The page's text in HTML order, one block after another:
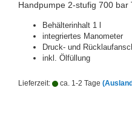
Handpumpe 2-stufig 700 bar
Behälterinhalt 1 l
integriertes Manometer
Druck- und
inkl. Ölfüllung
Lieferzeit: ca. 1-2 Tage